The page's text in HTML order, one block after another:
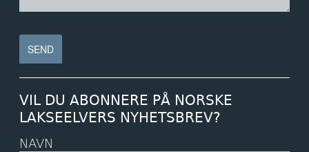
VIL DU ABONNERE PÅ NORSKE
LAKSEELVERS NYHETSBREV?
NAVN